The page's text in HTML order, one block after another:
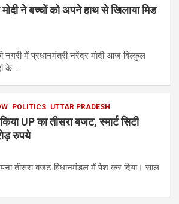
ने बच्चों को अपने हाथ से खिलाया मिड
नगरी में प्रधानमंत्री नरेंद्र मोदी आज बिल्कुल
के…
POLITICS UTTAR PRADESH
UP का तीसरा बजट, स्मार्ट सिटी
रुपये
तीसरा बजट विधानमंडल में पेश कर दिया। साल